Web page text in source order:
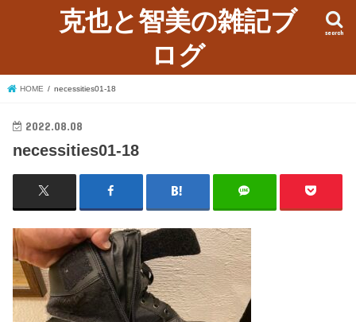
克也と智美の雑記ブ
ログ
search
HOME necessities01-18
2022.08.08
necessities01-18